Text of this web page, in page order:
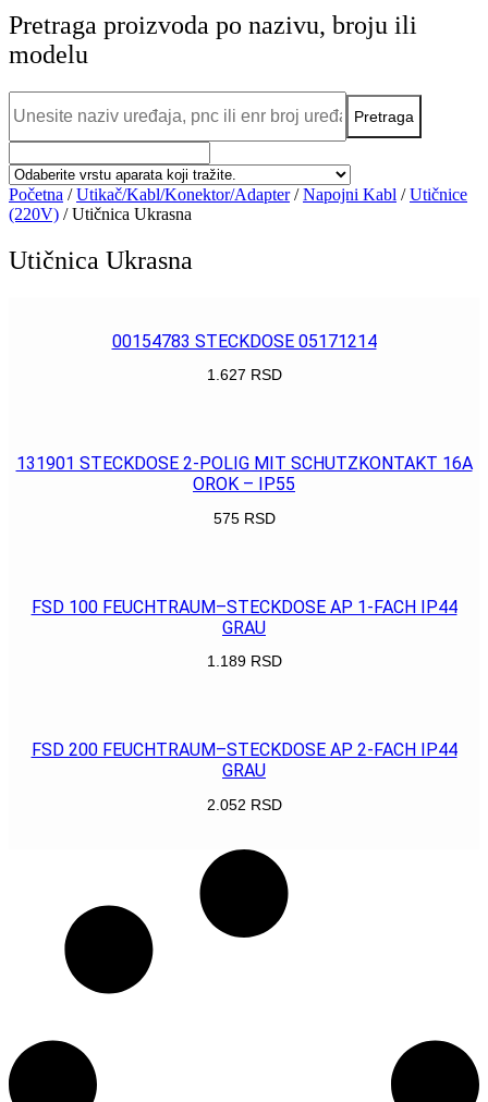
Pretraga proizvoda po nazivu, broju ili
modelu
Početna /Utikač/Kabl/Konektor/Adapter/Napojni Kabl /Utičnice
(220V) / Utičnica Ukrasna
Utičnica Ukrasna
00154783 STECKDOSE 05171214
1.627 RSD
131901 STECKDOSE 2-POLIG MIT SCHUTZKONTAKT 16A
OROK – IP55
575 RSD
FSD 100 FEUCHTRAUM–STECKDOSE AP 1-FACH IP44
GRAU
1.189 RSD
FSD 200 FEUCHTRAUM–STECKDOSE AP 2-FACH IP44
GRAU
2.052 RSD